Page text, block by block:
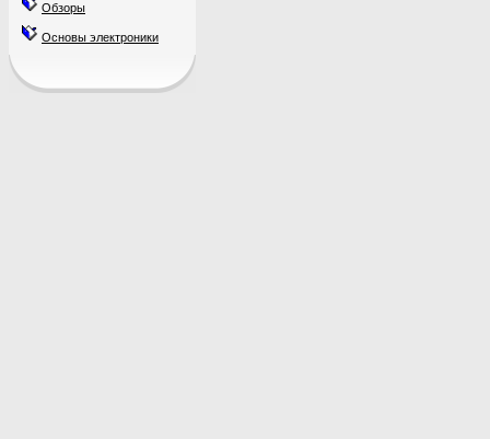
Обзоры
Основы электроники